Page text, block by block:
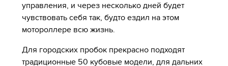
управления, и через несколько дней будет
чувствовать себя так, будто ездил на этом
мотороллере всю жизнь.
Для городских пробок прекрасно подходят
традиционные 50 кубовые модели, для дальних